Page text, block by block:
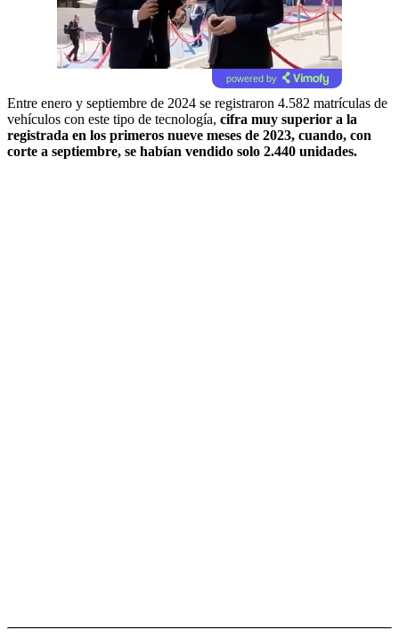
powered by
Entre enero y septiembre de 2024 se registraron 4.582 matrículas de
vehículos con este tipo de tecnología, cifra muy superior a la
registrada en los primeros nueve meses de 2023, cuando, con
corte a septiembre, se habían vendido solo 2.440 unidades.